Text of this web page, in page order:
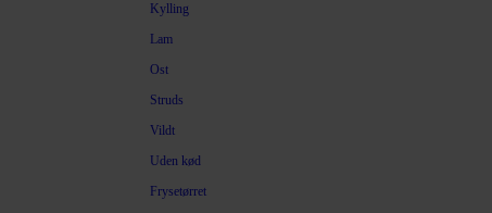
Kylling
Lam
Ost
Struds
Vildt
Uden kød
Frysetørret